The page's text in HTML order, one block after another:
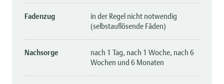
Fadenzug
in der Regel nicht notwendig
(selbstauflösende Fäden)
Nachsorge
nach 1 Tag, nach 1 Woche, nach 6
Wochen und 6 Monaten